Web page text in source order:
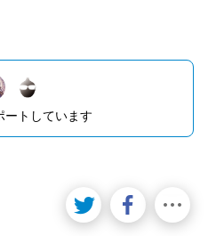
ートしています